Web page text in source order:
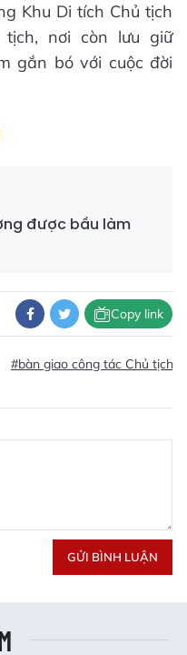
Khu Di tích Chủ tịch
nơi còn lưu giữ
gắn bó với cuộc đời
được bầu làm
Copy link
#bàn giao công tác Chủ tịch
GỬI BÌNH LUẬN